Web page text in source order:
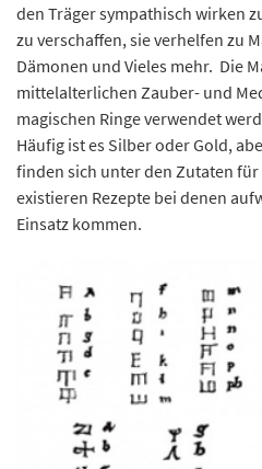
den Träger sympathisch wirken
zu verschaffen, sie verhelfen zu
Dämonen und Vieles mehr. Die
mittelalterlichen Zauber- und
magischen Ringe verwendet
Häufig ist es Silber oder Gold,
finden sich unter den Zutaten
existieren Rezepte bei denen
Einsatz kommen.